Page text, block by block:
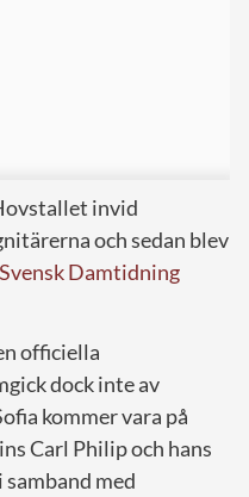
invid
och sedan blev
Svensk Damtidning
officiella
dock inte av
kommer vara på
Carl Philip och hans
med